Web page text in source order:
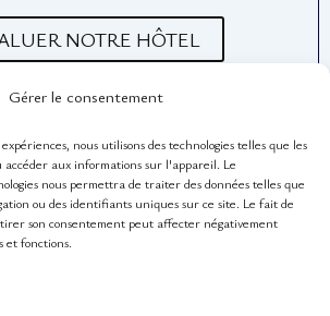
Gérer le consentement
nous utilisons des technologies telles que les
accéder aux informations sur l'appareil. Le
nous permettra de traiter des données telles que
ou des identifiants uniques sur ce site. Le fait de
son consentement peut affecter négativement
fonctions.
NOTRE HÔTEL
LIENS UTILES
L'Entreprise
Hôtel Livadi Nafsika